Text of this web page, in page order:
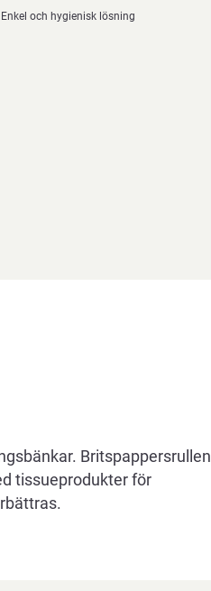
Enkel och hygienisk lösning
Britspappersrullen
tissueprodukter för